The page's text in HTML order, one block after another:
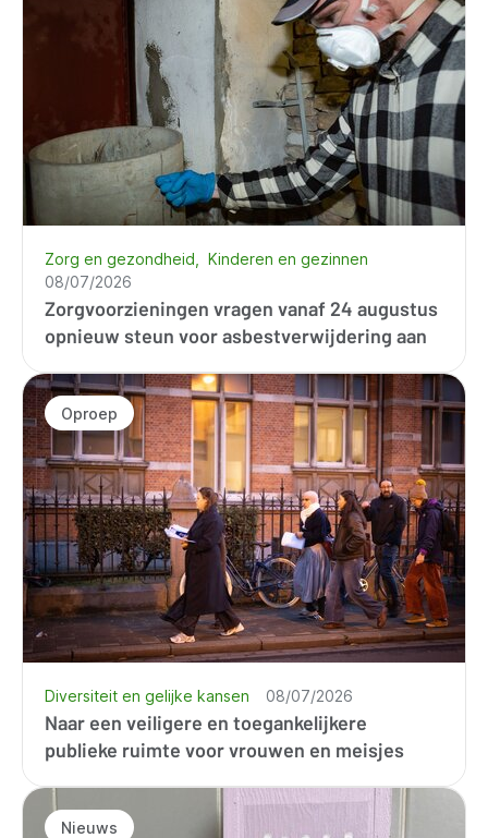
Zorgvoorzieningen vragen vanaf 24 augustus
opnieuw steun voor asbestverwijdering aan
Zorg en gezondheid
Kinderen en gezinnen
08/07/2026
Oproep
Naar een veiligere en toegankelijkere
publieke ruimte voor vrouwen en meisjes
Diversiteit en gelijke kansen 08/07/2026
Nieuws